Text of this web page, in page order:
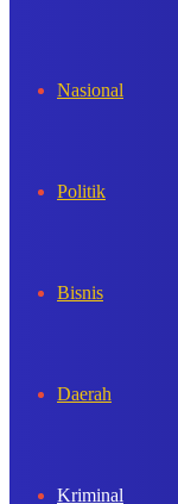
Nasional
Politik
Bisnis
Daerah
Kriminal